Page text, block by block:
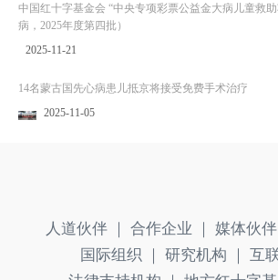
中国红十字基金会 “中央专项彩票公益金大病儿童救
病，2025年度第四批）
2025-11-21
14名蒙古国先心病患儿抵京将接受免费手术治疗
2025-11-05
人道伙伴 ｜ 合作企业 ｜ 媒体伙伴
国际组织 ｜
研究机构 ｜
互